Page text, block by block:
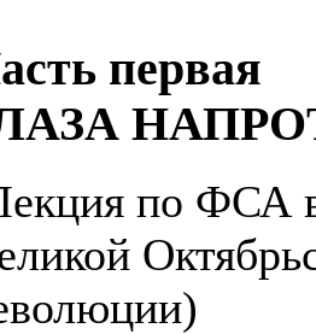
первая
по ФСА